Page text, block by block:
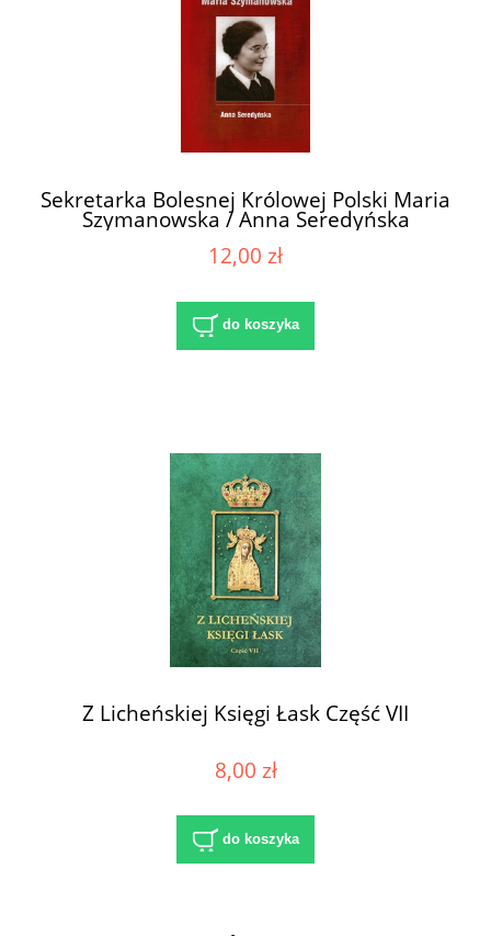
Sekretarka Bolesnej Królowej Polski Maria
Szymanowska / Anna Seredyńska
12,00 zł
do koszyka
Z Licheńskiej Księgi Łask Część VII
8,00 zł
do koszyka